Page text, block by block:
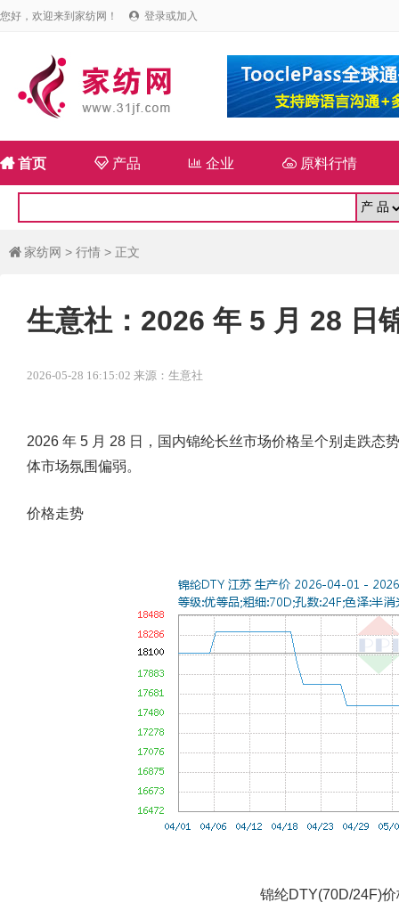
您好，欢迎来到家纺网！  登录或加入
首页 产品  企业 原料行情
 家纺网 > 行情 > 正文
生意社：2026 年 5 月 28 日
2026-05-28 16:15:02 来源：生意社
2026 年 5 月 28 日，国内锦纶长丝市场价格呈个别走跌态
体市场氛围偏弱。
价格走势
锦纶DTY(70D/24F)